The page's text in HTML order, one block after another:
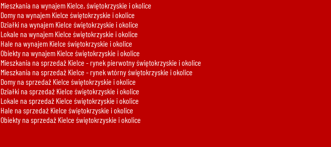
Mieszkania na wynajem Kielce, świętokrzyskie i okolice
Domy na wynajem Kielce świętokrzyskie i okolice
Działki na wynajem Kielce świętokrzyskie i okolice
Lokale na wynajem Kielce świętokrzyskie i okolice
Hale na wynajem Kielce świętokrzyskie i okolice
Obiekty na wynajem Kielce świętokrzyskie i okolice
Mieszkania na sprzedaż Kielce - rynek pierwotny świętokrzyskie i okolice
Mieszkania na sprzedaż Kielce - rynek wtórny świętokrzyskie i okolice
Domy na sprzedaż Kielce świętokrzyskie i okolice
Działki na sprzedaż Kielce świętokrzyskie i okolice
Lokale na sprzedaż Kielce świętokrzyskie i okolice
Hale na sprzedaż Kielce świętokrzyskie i okolice
Obiekty na sprzedaż Kielce świętokrzyskie i okolice